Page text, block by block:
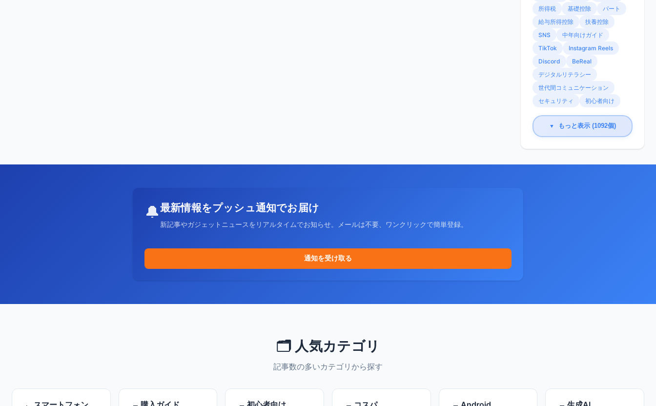
所得税
基礎控除
パート
給与所得控除
扶養控除
SNS
中年向けガイド
TikTok
Instagram Reels
Discord
BeReal
デジタルリテラシー
世代間コミュニケーション
セキュリティ
初心者向け
▼ もっと表示 (1092個)
🔔最新情報をプッシュ通知でお届け
新記事やガジェットニュースをリアルタイムでお知らせ。メールは不要、ワンクリックで簡単登録。
通知を受け取る
🗂️ 人気カテゴリ
記事数の多いカテゴリから探す